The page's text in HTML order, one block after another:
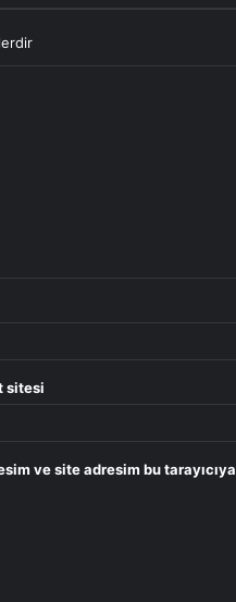
sitesi
ve site adresim bu tarayıcıya